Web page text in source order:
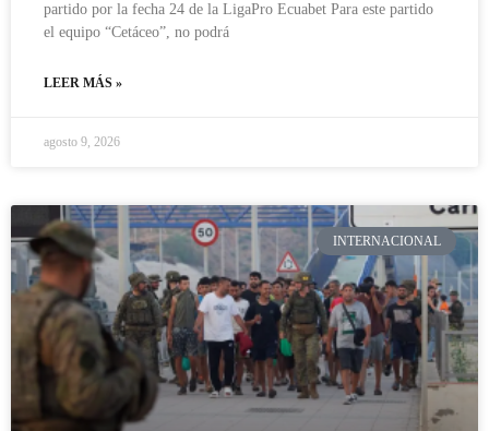
partido por la fecha 24 de la LigaPro Ecuabet Para este partido
el equipo “Cetáceo”, no podrá
LEER MÁS »
agosto 9, 2026
INTERNACIONAL